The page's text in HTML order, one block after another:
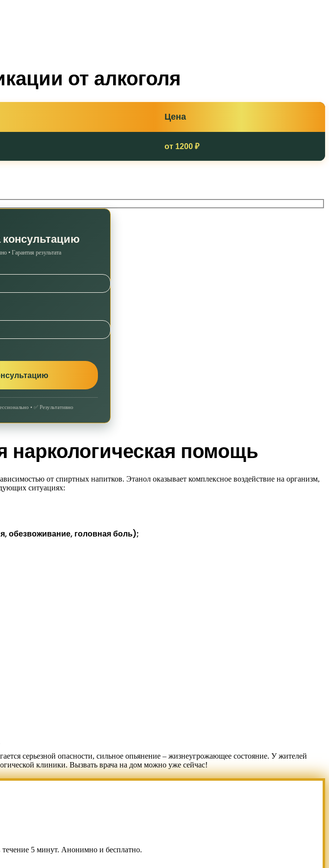
от алкоголя
Цена
от 1200 ₽
• Гарантия результата
• ✅ Результативно
наркологическая помощь
от спиртных напитков. Этанол оказывает комплексное воздействие на организм,
ситуациях:
обезвоживание, головная боль);
серьезной опасности, сильное опьянение – жизнеугрожающее состояние. У жителей
клиники. Вызвать врача на дом можно уже сейчас!
течение 5 минут. Анонимно и бесплатно.